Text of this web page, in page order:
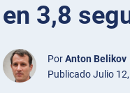
en 3,8
PorAnton Belikov
Publicado Julio